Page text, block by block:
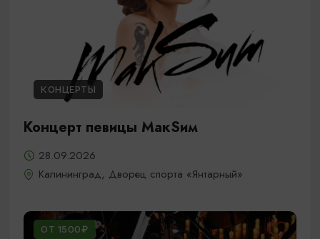
КОНЦЕРТЫ
Концерт певицы МакSим
28.09.2026
Калининград, Дворец спорта «Янтарный»
ОТ 1500₽